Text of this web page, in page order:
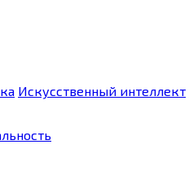
Искусственный интеллект